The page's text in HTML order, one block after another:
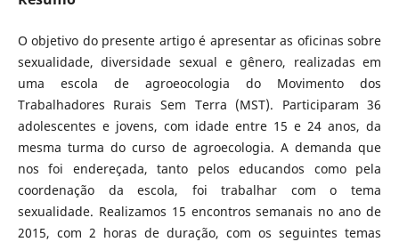
O objetivo do presente artigo é apresentar as oficinas sobre
sexualidade, diversidade sexual e gênero, realizadas em
uma escola de agroeocologia do Movimento dos
Trabalhadores Rurais Sem Terra (MST). Participaram 36
adolescentes e jovens, com idade entre 15 e 24 anos, da
mesma turma do curso de agroecologia. A demanda que
nos foi endereçada, tanto pelos educandos como pela
coordenação da escola, foi trabalhar com o tema
sexualidade. Realizamos 15 encontros semanais no ano de
2015, com 2 horas de duração, com os seguintes temas